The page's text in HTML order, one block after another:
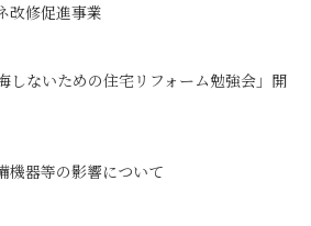
改修促進事業
しないための住宅リフォーム勉強会」開
機器等の影響について